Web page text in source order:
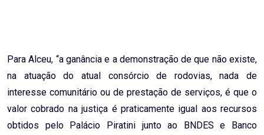
Para Alceu, “a ganância e a demonstração de que não existe,
na atuação do atual consórcio de rodovias, nada de
interesse comunitário ou de prestação de serviços, é que o
valor cobrado na justiça é praticamente igual aos recursos
obtidos pelo Palácio Piratini junto ao BNDES e Banco